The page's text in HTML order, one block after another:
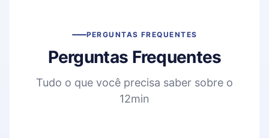
PERGUNTAS FREQUENTES
Perguntas Frequentes
Tudo o que você precisa saber sobre o
12min